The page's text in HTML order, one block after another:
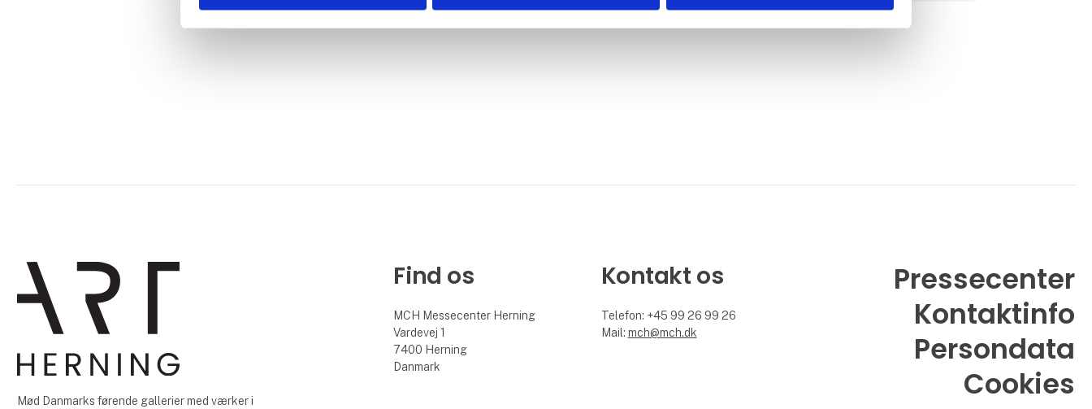
Mød Danmarks førende gallerier med værker i
Find os
MCH Messecenter Herning
Vardevej 1
7400 Herning
Danmark
Kontakt os
Telefon: +45 99 26 99 26
Mail: mch@mch.dk
Pressecenter
Kontaktinfo
Persondata
Cookies